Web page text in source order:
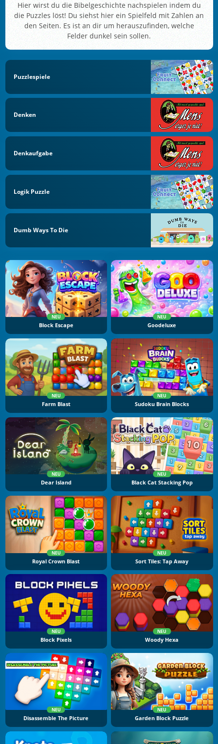
Hier wirst du die Bibelgeschichte nachspielen indem du
die Puzzles löst! Du siehst hier ein Spielfeld mit Zahlen an
den Seiten. Es ist an dir um herauszufinden, welche
Felder dunkel sein sollen.
Puzzlespiele
Denken
Denkaufgabe
Logik Puzzle
Dumb Ways To Die
NEU
Block Escape
NEU
Goodeluxe
NEU
Farm Blast
NEU
Sudoku Brain Blocks
NEU
Dear Island
NEU
Black Cat Stacking Pop
NEU
Royal Crown Blast
NEU
Sort Tiles: Tap Away
NEU
Block Pixels
NEU
Woody Hexa
NEU
Disassemble The Picture
NEU
Garden Block Puzzle